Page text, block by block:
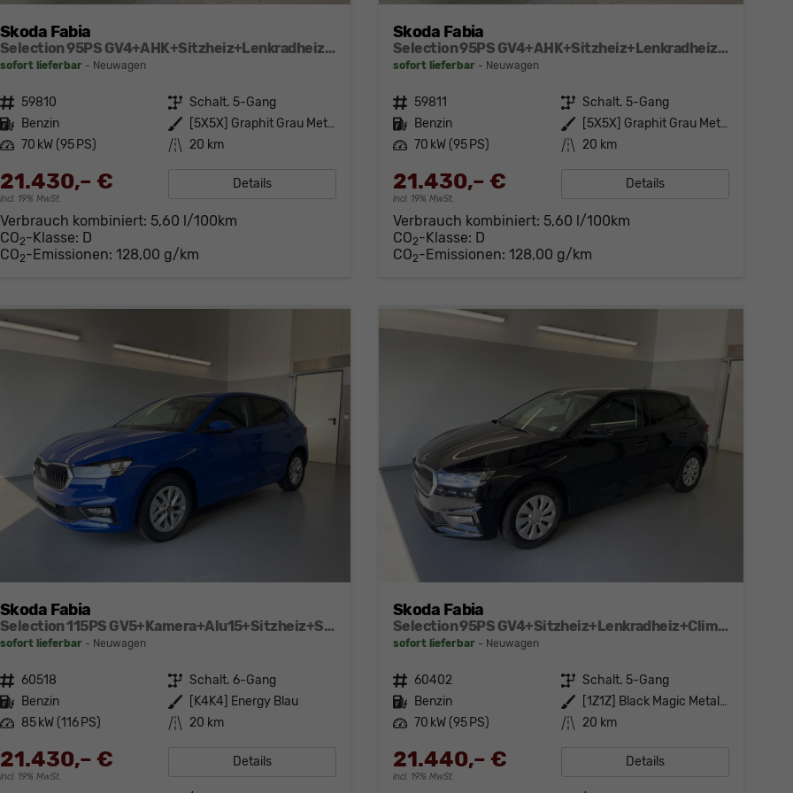
Skoda Fabia
Selection 95PS GV4+AHK+Sitzheiz+Lenkradheiz+Climatronic+Tempomat+PDC
sofort lieferbar Neuwagen
Fahrzeugnr. 59810 Getriebe Schalt. 5-Gang
Kraftstoff Benzin Außenfarbe
[5X5X] Graphit Grau Metallic
Leistung 70 kW (95 PS) Kilometerstand 20 km
21.430,– €
incl. 19% MwSt.
Details
Verbrauch kombiniert: 5,60 l/100km
CO2-Klasse: D
CO2-Emissionen: 128,00 g/km
Skoda Fabia
Selection 95PS GV4+AHK+Sitzheiz+Lenkradheiz+Climatronic+Tempomat+PDC
sofort lieferbar Neuwagen
Fahrzeugnr. 59811 Getriebe Schalt. 5-Gang
Kraftstoff Benzin Außenfarbe
[5X5X] Graphit Grau Metallic
Leistung 70 kW (95 PS) Kilometerstand 20 km
21.430,– €
incl. 19% MwSt.
Details
Verbrauch kombiniert: 5,60 l/100km
CO2-Klasse: D
CO2-Emissionen: 128,00 g/km
Skoda Fabia
Selection 115PS GV5+Kamera+Alu15+Sitzheiz+Sunset+Regensensor+AppConnect+LED
sofort lieferbar Neuwagen
Fahrzeugnr. 60518 Getriebe Schalt. 6-Gang
Kraftstoff Benzin Außenfarbe
[K4K4] Energy Blau
Leistung 85 kW (116 PS) Kilometerstand 20 km
21.430,– €
incl. 19% MwSt.
Details
Skoda Fabia
Selection 95PS GV4+Sitzheiz+Lenkradheiz+Climatronic+Sunset+AppConnect+PDC
sofort lieferbar Neuwagen
Fahrzeugnr. 60402 Getriebe Schalt. 5-Gang
Kraftstoff Benzin Außenfarbe
[1Z1Z] Black Magic Metallic
Leistung 70 kW (95 PS) Kilometerstand 20 km
21.440,– €
incl. 19% MwSt.
Details